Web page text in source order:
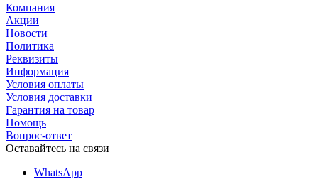
Компания
Акции
Новости
Политика
Реквизиты
Информация
Условия оплаты
Условия доставки
Гарантия на товар
Помощь
Вопрос-ответ
Оставайтесь на связи
WhatsApp